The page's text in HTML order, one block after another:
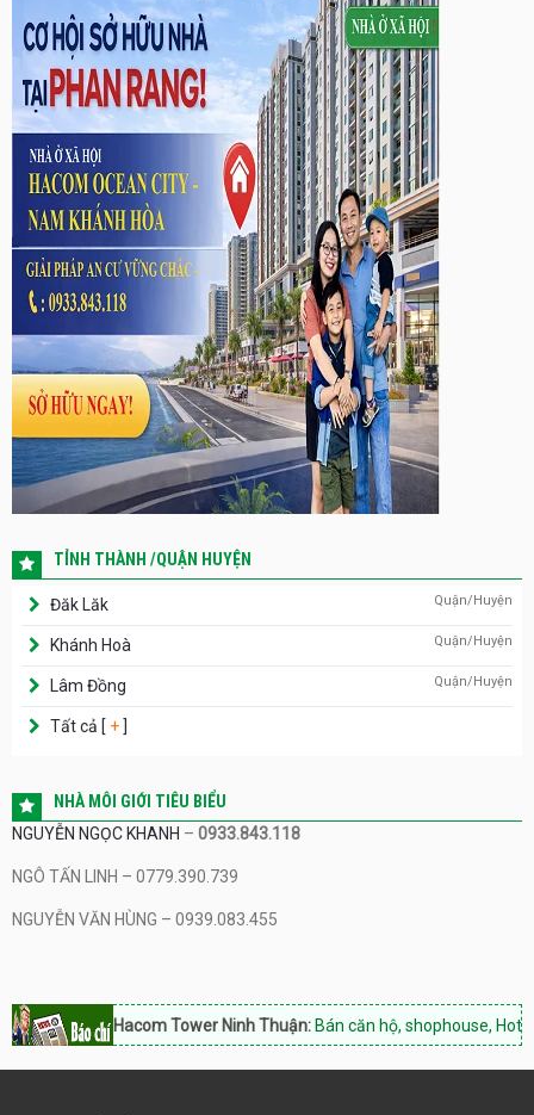
TỈNH THÀNH /QUẬN HUYỆN
Đăk Lăk Quận/Huyện
Khánh Hoà Quận/Huyện
Lâm Đồng Quận/Huyện
Tất cả [ + ]
NHÀ MÔI GIỚI TIÊU BIỂU
NGUYỄN NGỌC KHANH – 0933.843.118
NGÔ TẤN LINH – 0779.390.739
NGUYỄN VĂN HÙNG – 0939.083.455
Hacom Tower Ninh Thuận:Bán căn hộ, shophouse, Hotline: